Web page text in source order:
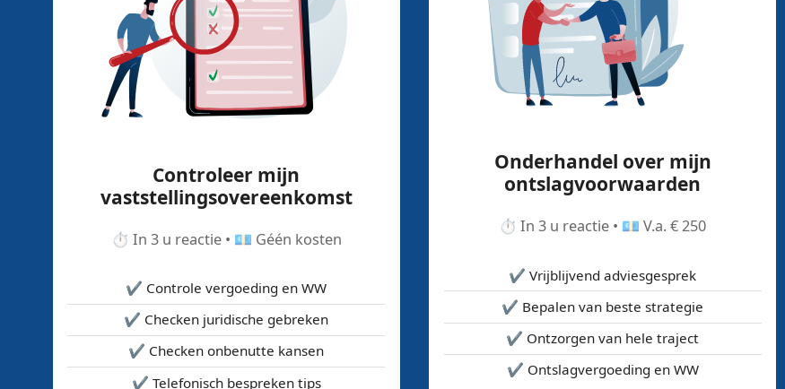
Controleer mijn
vaststellingsovereenkomst
⏱️ In 3 u reactie • 💶 Géén kosten
✔️ Controle vergoeding en WW
✔️ Checken juridische gebreken
✔️ Checken onbenutte kansen
✔️ Telefonisch bespreken tips
Onderhandel over mijn
ontslagvoorwaarden
⏱️ In 3 u reactie • 💶 V.a. € 250
✔️ Vrijblijvend adviesgesprek
✔️ Bepalen van beste strategie
✔️ Ontzorgen van hele traject
✔️ Ontslagvergoeding en WW